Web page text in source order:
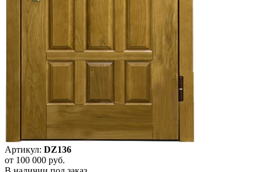
Артикул: DZ136
от 100 000 руб.